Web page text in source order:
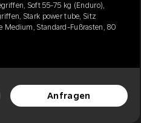
Soft 55-75 kg (Enduro),
Stark power tube, Sitz
Medium, Standard-Fußrasten, 80
Anfragen